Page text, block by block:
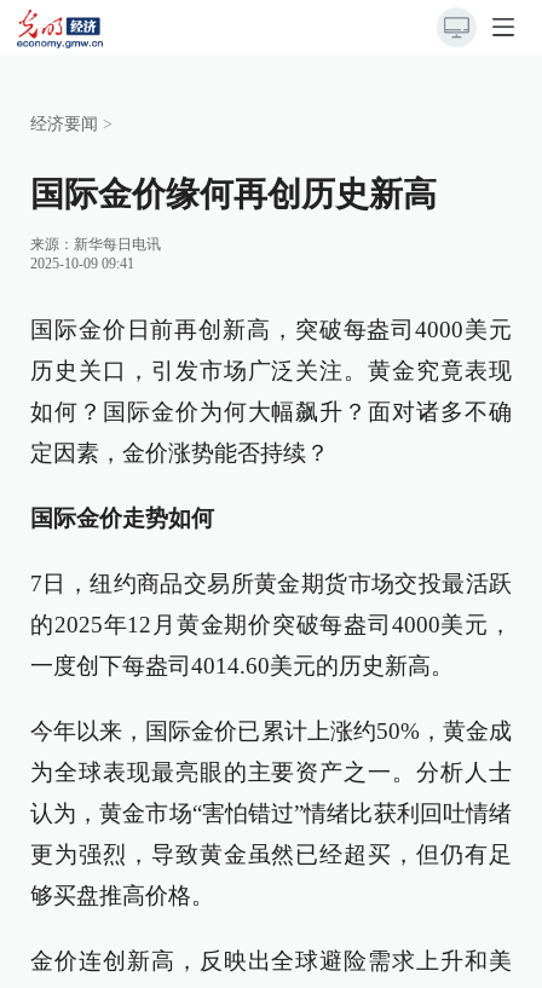
经济要闻 >
国际金价缘何再创历史新高
来源： 新华每日电讯
2025-10-09 09:41
国际金价日前再创新高，突破每盎司4000美元
历史关口，引发市场广泛关注。黄金究竟表现
如何？国际金价为何大幅飙升？面对诸多不确
定因素，金价涨势能否持续？
国际金价走势如何
7日，纽约商品交易所黄金期货市场交投最活跃
的2025年12月黄金期价突破每盎司4000美元，
一度创下每盎司4014.60美元的历史新高。
今年以来，国际金价已累计上涨约50%，黄金成
为全球表现最亮眼的主要资产之一。分析人士
认为，黄金市场“害怕错过”情绪比获利回吐情绪
更为强烈，导致黄金虽然已经超买，但仍有足
够买盘推高价格。
金价连创新高，反映出全球避险需求上升和美